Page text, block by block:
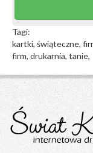
Tagi:
kartki, świąteczne,
firm, drukarnia, tanie,